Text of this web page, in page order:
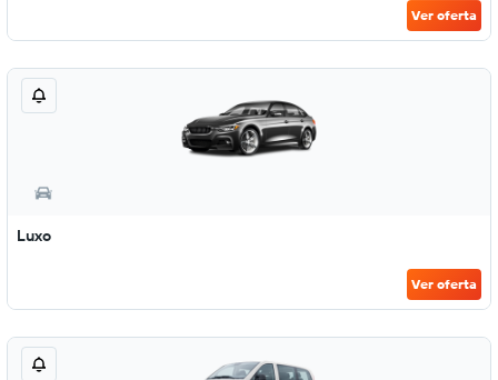
Ver oferta
Luxo
Ver oferta